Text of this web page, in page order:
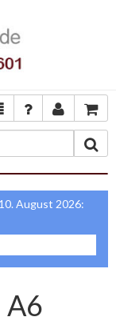
August 2026:
A6